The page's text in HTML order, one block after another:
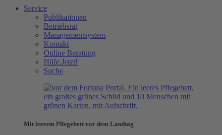
Service
Publikationen
Betriebsrat
Managementsystem
Kontakt
Online Beratung
Hilfe.Jetzt!
Suche
Mit leerem Pflegebett vor dem Landtag